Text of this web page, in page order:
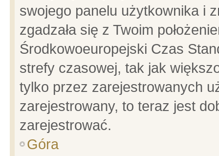
swojego panelu użytkownika i
zgadzała się z Twoim
Środkowoeuropejski Czas
strefy czasowej, tak jak
tylko przez zarejestrowanych
zarejestrowany, to teraz jest
zarejestrować.
Góra